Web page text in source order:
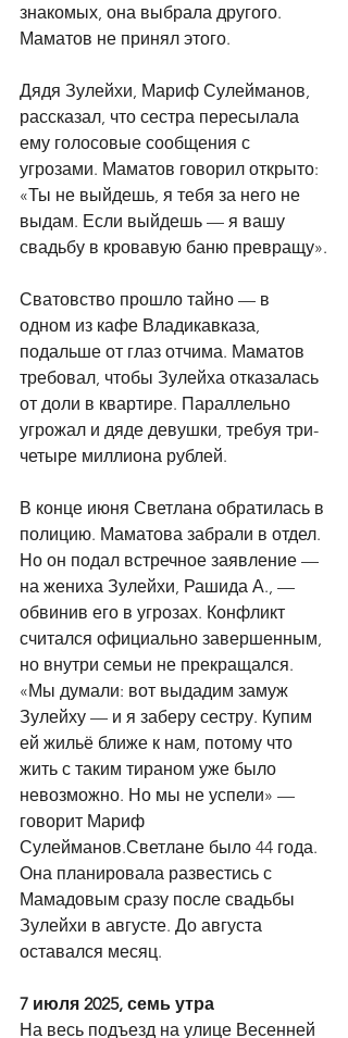
знакомых, она выбрала другого.
Маматов не принял этого.
Дядя Зулейхи, Мариф Сулейманов,
рассказал, что сестра пересылала
ему голосовые сообщения с
угрозами. Маматов говорил открыто:
«Ты не выйдешь, я тебя за него не
выдам. Если выйдешь — я вашу
свадьбу в кровавую баню превращу».
Сватовство прошло тайно — в
одном из кафе Владикавказа,
подальше от глаз отчима. Маматов
требовал, чтобы Зулейха отказалась
от доли в квартире. Параллельно
угрожал и дяде девушки, требуя три-
четыре миллиона рублей.
В конце июня Светлана обратилась в
полицию. Маматова забрали в отдел.
Но он подал встречное заявление —
на жениха Зулейхи, Рашида А., —
обвинив его в угрозах. Конфликт
считался официально завершенным,
но внутри семьи не прекращался.
«Мы думали: вот выдадим замуж
Зулейху — и я заберу сестру. Купим
ей жильё ближе к нам, потому что
жить с таким тираном уже было
невозможно. Но мы не успели» —
говорит Мариф
Сулейманов.Светлане было 44 года.
Она планировала развестись с
Мамадовым сразу после свадьбы
Зулейхи в августе. До августа
оставался месяц.
7 июля 2025, семь утра
На весь подъезд на улице Весенней